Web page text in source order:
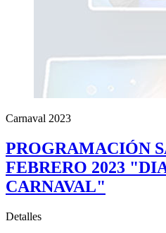
Carnaval 2023
PROGRAMACIÓN
FEBRERO 2023
CARNAVAL"
Detalles